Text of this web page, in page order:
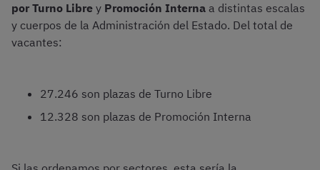
por Turno Libre y Promoción Interna a distintas escalas
y cuerpos de la Administración del Estado. Del total de
vacantes:
27.246 son plazas de Turno Libre
12.328 son plazas de Promoción Interna